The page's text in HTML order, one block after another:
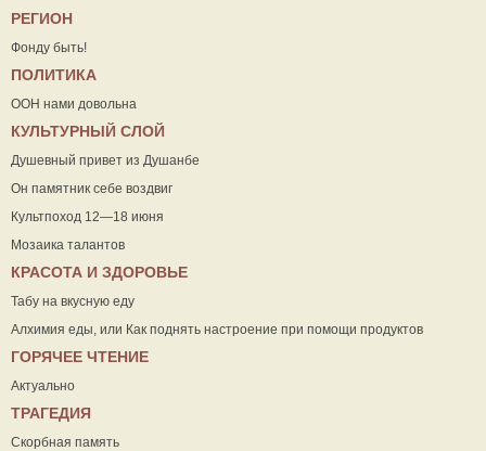
РЕГИОН
Фонду быть!
ПОЛИТИКА
ООН нами довольна
КУЛЬТУРНЫЙ СЛОЙ
Душевный привет из Душанбе
Он памятник себе воздвиг
Культпоход 12—18 июня
Мозаика талантов
КРАСОТА И ЗДОРОВЬЕ
Табу на вкусную еду
Алхимия еды, или Как поднять настроение при помощи продуктов
ГОРЯЧЕЕ ЧТЕНИЕ
Актуально
ТРАГЕДИЯ
Скорбная память